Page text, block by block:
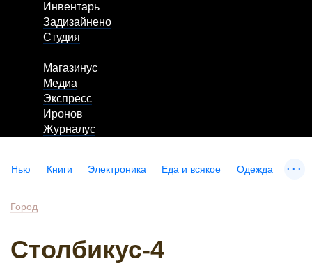
Инвентарь
Задизайнено
Студия
Магазинус
Медиа
Экспресс
Иронов
Журналус
Нью Книги Электроника Еда и всякое Одежда ...
Город
Столбикус-4